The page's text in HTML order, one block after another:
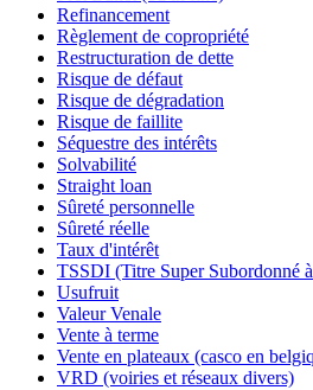
Refinancement
Règlement de copropriété
Restructuration de dette
Risque de défaut
Risque de dégradation
Risque de faillite
Séquestre des intérêts
Solvabilité
Straight loan
Sûreté personnelle
Sûreté réelle
Taux d'intérêt
TSSDI (Titre Super Subordonné
Usufruit
Valeur Venale
Vente à terme
Vente en plateaux (casco en
VRD (voiries et réseaux divers)